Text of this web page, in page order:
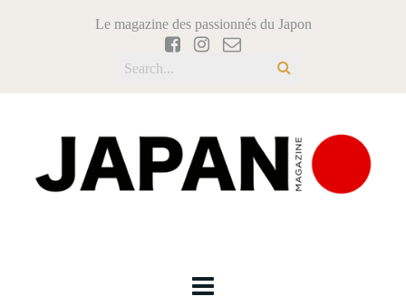
Le magazine des passionnés du Japon